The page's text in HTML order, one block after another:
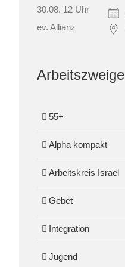
Arbeitszweige
55+
Alpha kompakt
Arbeitskreis Israel
Gebet
Integration
Jugend